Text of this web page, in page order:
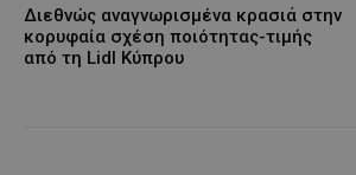
Διεθνώς αναγνωρισμένα κρασιά στην
κορυφαία σχέση ποιότητας-τιμής
από τη Lidl Κύπρου